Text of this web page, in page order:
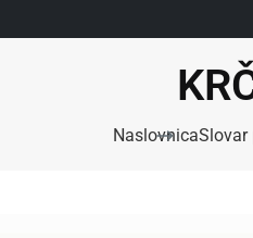
NaslovnicaSlovar